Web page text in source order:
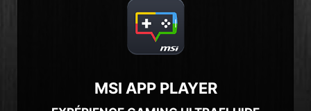
MSI APP PLAYER